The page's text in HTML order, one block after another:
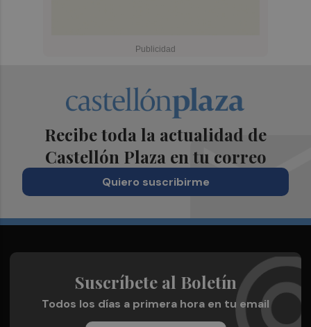
Recibe toda la actualidad de
Castellón Plaza en tu correo
Quiero suscribirme
Suscríbete al Boletín
Todos los días a primera hora en tu email